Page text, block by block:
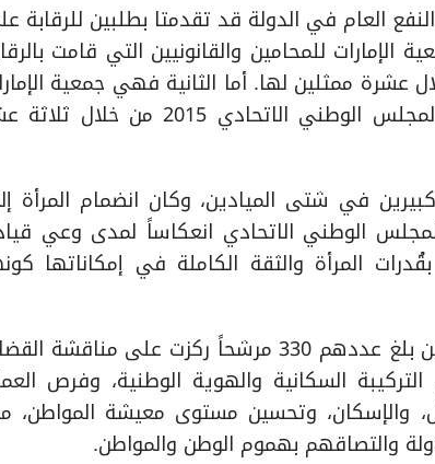
العام في الدولة قد تقدمتا بطلبين للرقابة
الاتحادي 2015، الأولى جمعية الإمارات للمحامين والقانونيين التي قامت
المجلس الوطني الاتحادي 2015 من خلال عشرة ممثلين لها. أما الثانية فهي جمعية
لحقوق الإنسان التي قامت بالرقابة على انتخابات المجلس الوطني الاتحادي 2015 من
في شتى الميادين، وكان انضمام المرأة
الوطني الاتحادي انعكاساً لمدى وعي
المرأة والثقة الكاملة في إمكاناتها
وأشار التقرير إلى أن حملات المرشحين الانتخابية الذين بلغ عددهم 330 مرشحاً ركزت على مناقشة
السكانية والهوية الوطنية، وفرص
والإسكان، وتحسين مستوى معيشة المواطن،
والتصاقهم بهموم الوطن والمواطن.